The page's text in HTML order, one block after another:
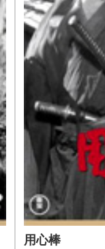
用心棒